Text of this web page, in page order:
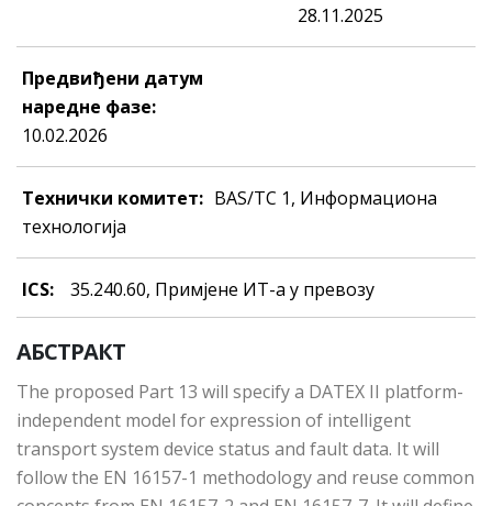
28.11.2025
Предвиђени датум
наредне фазе:
10.02.2026
Технички комитет: BAS/TC 1, Информациона
технологија
ICS: 35.240.60, Примjeнe ИT-a у прeвoзу
АБСТРАКТ
The proposed Part 13 will specify a DATEX II platform-
independent model for expression of intelligent
transport system device status and fault data. It will
follow the EN 16157-1 methodology and reuse common